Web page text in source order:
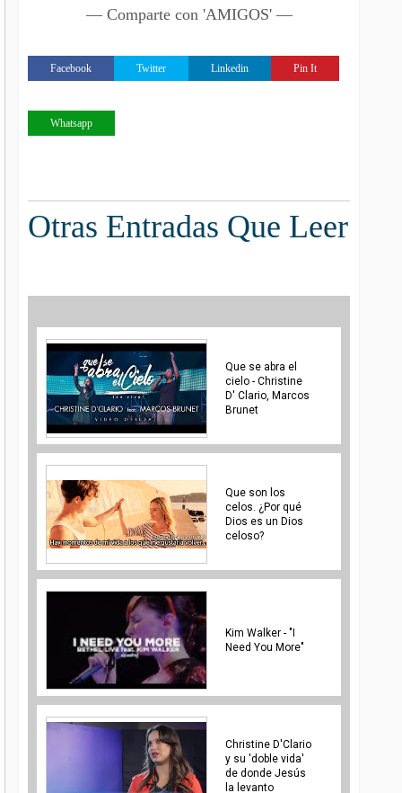
— Comparte con 'AMIGOS' —
Facebook Twitter Linkedin Pin It
Whatsapp
Otras Entradas Que Leer
Que se abra el
cielo - Christine
D' Clario, Marcos
Brunet
Que son los
celos. ¿Por qué
Dios es un Dios
celoso?
Kim Walker - "I
Need You More"
Christine D'Clario
y su 'doble vida'
de donde Jesús
la levanto